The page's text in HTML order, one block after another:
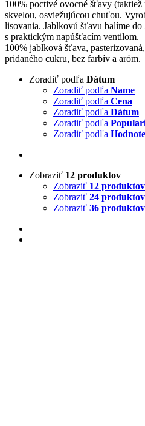
100% poctivé ovocné šťavy (taktiež
skvelou, osviežujúcou chuťou.
lisovania. Jablkovú šťavu balíme
s praktickým napúšťacím ventilom.
100% jablková šťava,
pridaného cukru, bez farbív a aróm.
Zoradiť podľa Dátum
Zoradiť podľa Name
Zoradiť podľa Cena
Zoradiť podľa Dátum
Zoradiť podľa
Zoradiť podľa
Zobraziť 12 produktov
Zobraziť 12 produktov
Zobraziť 24 produktov
Zobraziť 36 produktov